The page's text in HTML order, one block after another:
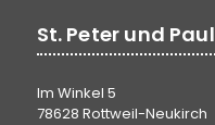
St. Peter und Paul
Im Winkel 5
78628 Rottweil-Neukirch